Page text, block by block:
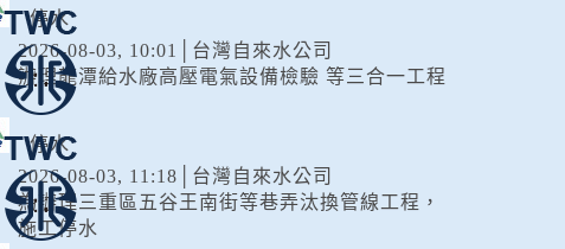
停水
2026-08-03, 10:01│台灣自來水公司
辦理龍潭給水廠高壓電氣設備檢驗 等三合一工程
停水
2026-08-03, 11:18│台灣自來水公司
為辦理三重區五谷王南街等巷弄汰換管線工程，
施工停水